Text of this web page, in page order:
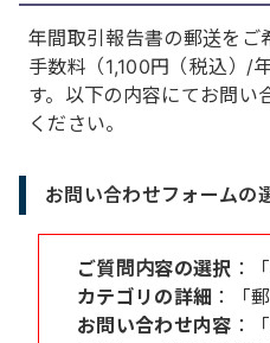
年間取引報告書の郵送をご
手数料（1,100円（税込）/
す。以下の内容にてお問い
ください。
お問い合わせフォームの
ご質問内容の選択 ：
カテゴリの詳細 ：「
お問い合わせ内容 ：